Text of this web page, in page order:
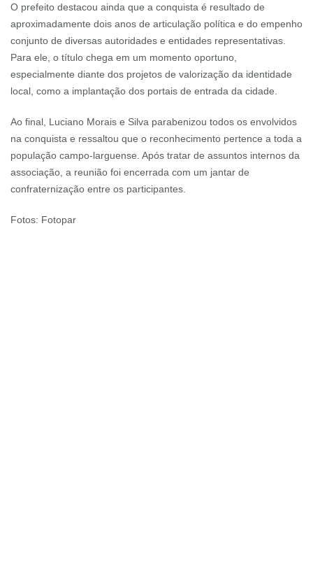
O prefeito destacou ainda que a conquista é resultado de
aproximadamente dois anos de articulação política e do empenho
conjunto de diversas autoridades e entidades representativas.
Para ele, o título chega em um momento oportuno,
especialmente diante dos projetos de valorização da identidade
local, como a implantação dos portais de entrada da cidade.
Ao final, Luciano Morais e Silva parabenizou todos os envolvidos
na conquista e ressaltou que o reconhecimento pertence a toda a
população campo-larguense. Após tratar de assuntos internos da
associação, a reunião foi encerrada com um jantar de
confraternização entre os participantes.
Fotos: Fotopar